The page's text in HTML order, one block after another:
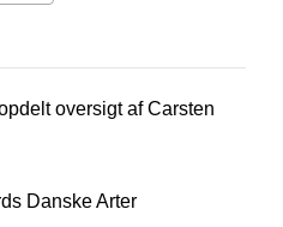
oversigt afCarsten
Danske Arter